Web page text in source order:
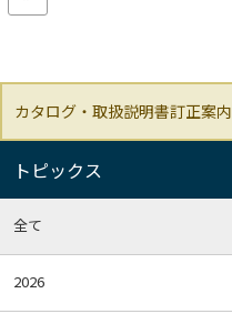
カタログ・取扱説明書訂正案内
トピックス
全て
2026